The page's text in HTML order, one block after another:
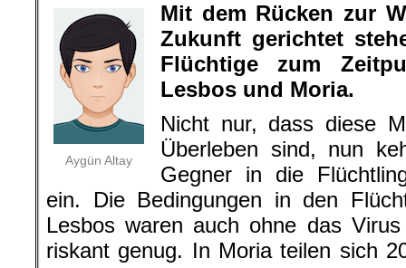
Aygün Altay
Mit dem Rücken zur
Zukunft gerichtet
Flüchtige zum
Lesbos und Moria.
Nicht nur, dass diese
Überleben sind, nun
Gegner in die
ein. Die Bedingungen in den
Lesbos waren auch ohne das
riskant genug. In Moria teilen sich